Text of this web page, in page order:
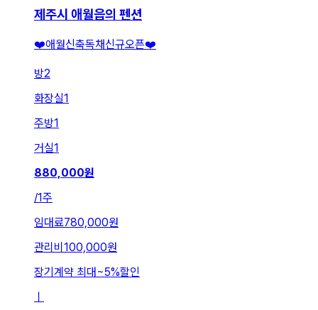
제주시 애월읍의 펜션
❤️애월신축독채신규오픈❤️
방2
화장실1
주방1
거실1
880,000원
/1주
임대료780,000원
관리비 100,000원
장기계약 최대~5%할인
ㅣ